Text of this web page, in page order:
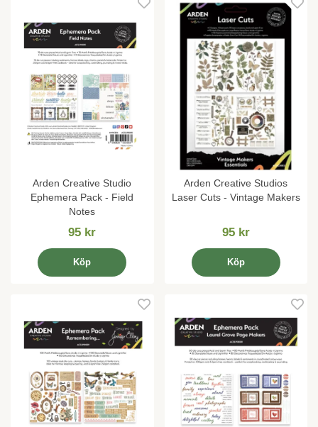
Arden Creative Studio
Ephemera Pack - Field
Notes
95 kr
Köp
Arden Creative Studios
Laser Cuts - Vintage Makers
95 kr
Köp